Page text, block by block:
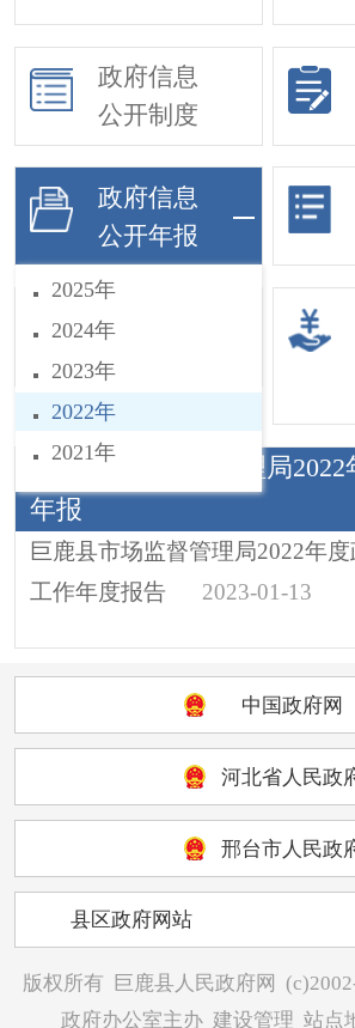
政府信息
公开制度
政府信息
公开年报
2025年
2024年
2023年
2022年
2021年
基层政务公开
事项目录
巨鹿县市场监督管理局
年报
巨鹿县市场监督管理局2022年
工作年度报告
2023-01-13
中国政府网
河北省人民政
邢台市人民政
版权所有 巨鹿县人民政府网
政府办公室主办 建设管理 站点